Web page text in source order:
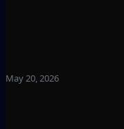
May 20, 2026